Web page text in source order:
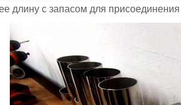
длину с запасом для